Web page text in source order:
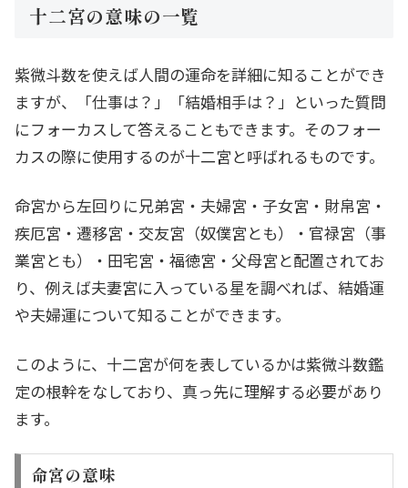
十二宮の意味の一覧
紫微斗数を使えば人間の運命を詳細に知ることができ
ますが、「仕事は？」「結婚相手は？」といった質問
にフォーカスして答えることもできます。そのフォー
カスの際に使用するのが十二宮と呼ばれるものです。
命宮から左回りに兄弟宮・夫婦宮・子女宮・財帛宮・
疾厄宮・遷移宮・交友宮（奴僕宮とも）・官禄宮（事
業宮とも）・田宅宮・福徳宮・父母宮と配置されてお
り、例えば夫妻宮に入っている星を調べれば、結婚運
や夫婦運について知ることができます。
このように、十二宮が何を表しているかは紫微斗数鑑
定の根幹をなしており、真っ先に理解する必要があり
ます。
命宮の意味